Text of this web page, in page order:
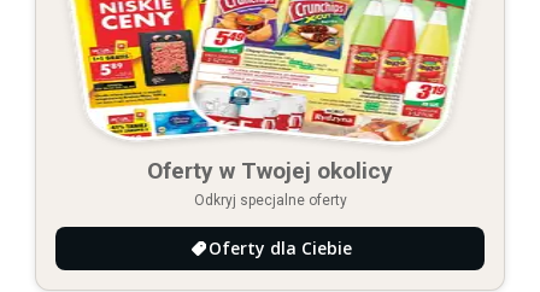
Oferty w Twojej okolicy
Odkryj specjalne oferty
Oferty dla Ciebie